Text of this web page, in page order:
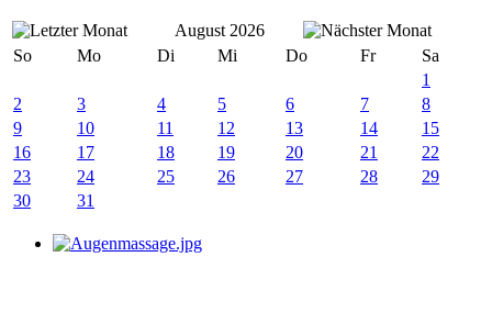
August 2026
So
Mo Di Mi Do Fr
Sa
1
2
3 4 5 6 7
8
9
10 11 12 13 14
15
16
17 18 19 20 21
22
23
24 25 26 27 28
29
30
31